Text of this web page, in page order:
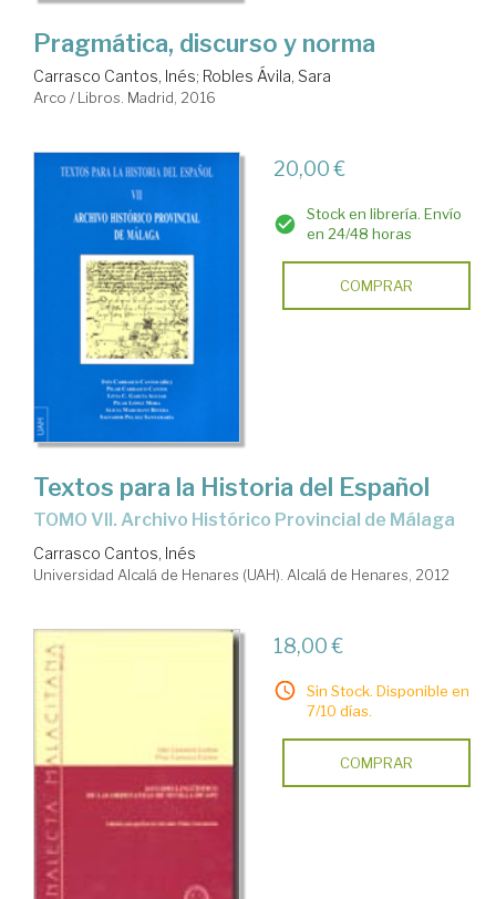
Pragmática, discurso y norma
Carrasco Cantos, Inés; Robles Ávila, Sara
Arco / Libros. Madrid, 2016
20,00 €
Stock en librería. Envío
en 24/48 horas
COMPRAR
Textos para la Historia del Español
TOMO VII. Archivo Histórico Provincial de Málaga
Carrasco Cantos, Inés
Universidad Alcalá de Henares (UAH). Alcalá de Henares, 2012
18,00 €
Sin Stock. Disponible en
7/10 días.
COMPRAR